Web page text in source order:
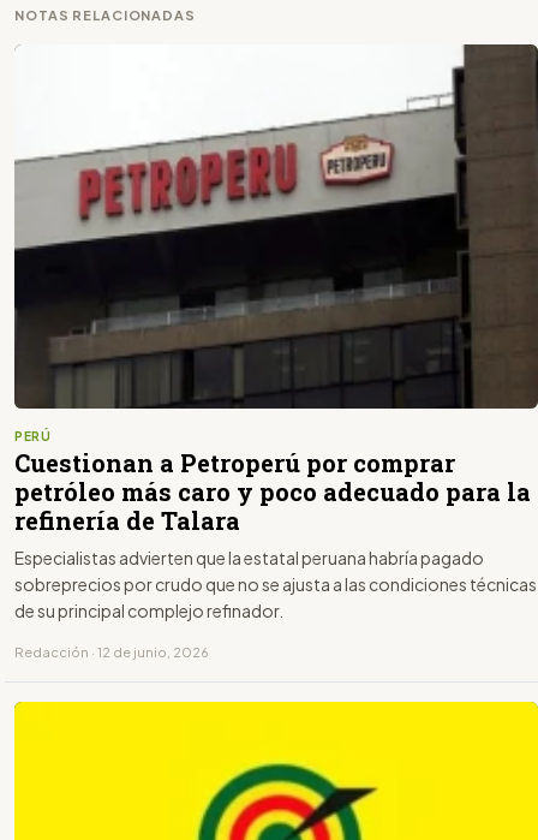
NOTAS RELACIONADAS
PERÚ
Cuestionan a Petroperú por comprar
petróleo más caro y poco adecuado para la
refinería de Talara
Especialistas advierten que la estatal peruana habría pagado
sobreprecios por crudo que no se ajusta a las condiciones técnicas
de su principal complejo refinador.
Redacción · 12 de junio, 2026